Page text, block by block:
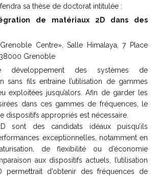
sa thèse de doctorat intitulée :
de matériaux 2D dans des
Centre», Salle Himalaya, 7 Place
Grenoble
des systèmes de
sans fils entraine l’utilisation de gammes
exploitées jusqu’alors. Afin de garder les
dans ces gammes de fréquences, le
dispositifs appropriés est nécessaire.
sont des candidats idéaux puisqu’ils
exceptionnelles, notamment en
de flexibilité ou d’économie
aux dispositifs actuels, l’utilisation
permettrait d’obtenir des fréquences de